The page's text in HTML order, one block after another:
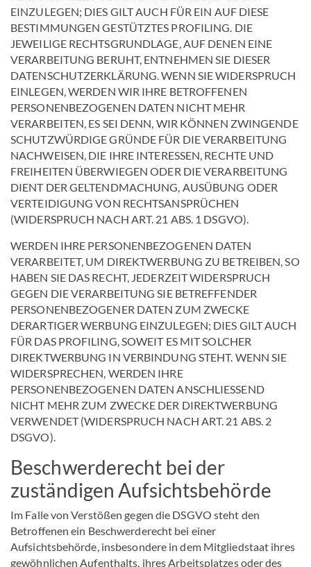
EINZULEGEN; DIES GILT AUCH FÜR EIN AUF DIESE
BESTIMMUNGEN GESTÜTZTES PROFILING. DIE
JEWEILIGE RECHTSGRUNDLAGE, AUF DENEN EINE
VERARBEITUNG BERUHT, ENTNEHMEN SIE DIESER
DATENSCHUTZERKLÄRUNG. WENN SIE WIDERSPRUCH
EINLEGEN, WERDEN WIR IHRE BETROFFENEN
PERSONENBEZOGENEN DATEN NICHT MEHR
VERARBEITEN, ES SEI DENN, WIR KÖNNEN ZWINGENDE
SCHUTZWÜRDIGE GRÜNDE FÜR DIE VERARBEITUNG
NACHWEISEN, DIE IHRE INTERESSEN, RECHTE UND
FREIHEITEN ÜBERWIEGEN ODER DIE VERARBEITUNG
DIENT DER GELTENDMACHUNG, AUSÜBUNG ODER
VERTEIDIGUNG VON RECHTSANSPRÜCHEN
(WIDERSPRUCH NACH ART. 21 ABS. 1 DSGVO).
WERDEN IHRE PERSONENBEZOGENEN DATEN
VERARBEITET, UM DIREKTWERBUNG ZU BETREIBEN, SO
HABEN SIE DAS RECHT, JEDERZEIT WIDERSPRUCH
GEGEN DIE VERARBEITUNG SIE BETREFFENDER
PERSONENBEZOGENER DATEN ZUM ZWECKE
DERARTIGER WERBUNG EINZULEGEN; DIES GILT AUCH
FÜR DAS PROFILING, SOWEIT ES MIT SOLCHER
DIREKTWERBUNG IN VERBINDUNG STEHT. WENN SIE
WIDERSPRECHEN, WERDEN IHRE
PERSONENBEZOGENEN DATEN ANSCHLIESSEND
NICHT MEHR ZUM ZWECKE DER DIREKTWERBUNG
VERWENDET (WIDERSPRUCH NACH ART. 21 ABS. 2
DSGVO).
Beschwerde­recht bei der
zuständigen Aufsichts­behörde
Im Falle von Verstößen gegen die DSGVO steht den
Betroffenen ein Beschwerderecht bei einer
Aufsichtsbehörde, insbesondere in dem Mitgliedstaat ihres
gewöhnlichen Aufenthalts, ihres Arbeitsplatzes oder des